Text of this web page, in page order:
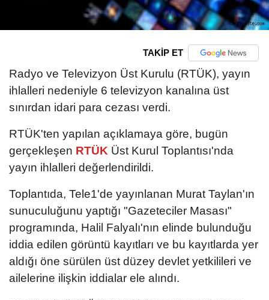
TAKİP ET
Radyo ve Televizyon Üst Kurulu (RTÜK), yayın
ihlalleri nedeniyle 6 televizyon kanalına üst
sınırdan idari para cezası verdi.
RTÜK'ten yapılan açıklamaya göre, bugün
gerçekleşen RTÜK Üst Kurul Toplantısı'nda
yayın ihlalleri değerlendirildi.
Toplantıda, Tele1'de yayınlanan Murat Taylan'ın
sunuculuğunu yaptığı "Gazeteciler Masası"
programında, Halil Falyalı'nın elinde bulunduğu
iddia edilen görüntü kayıtları ve bu kayıtlarda yer
aldığı öne sürülen üst düzey devlet yetkilileri ve
ailelerine ilişkin iddialar ele alındı.